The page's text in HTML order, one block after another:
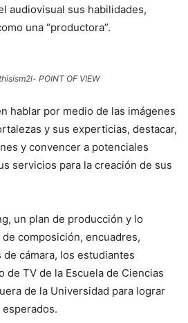
audiovisual sus habilidades,
una “productora”.
POINT OF VIEW
hablar por medio de las imágenes
y sus experticias, destacar,
y convencer a potenciales
servicios para la creación de sus
un plan de producción y lo
composición, encuadres,
cámara, los estudiantes
de TV de la Escuela de Ciencias
de la Universidad para lograr